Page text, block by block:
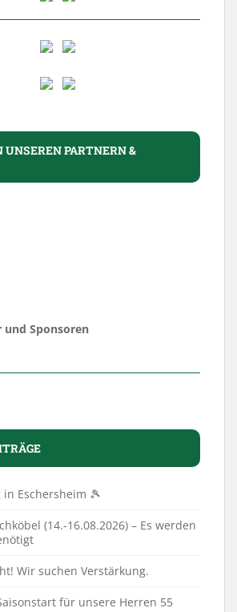
PARTNERN &
Sponsoren
Eschersheim 🎾
(14.-16.08.2026) – Es werden
Wir suchen Verstärkung.
für unsere Herren 55